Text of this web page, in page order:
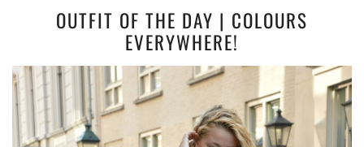
OUTFIT OF THE DAY | COLOURS
EVERYWHERE!